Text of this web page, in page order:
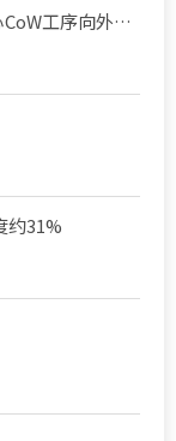
工序向外封
约31%